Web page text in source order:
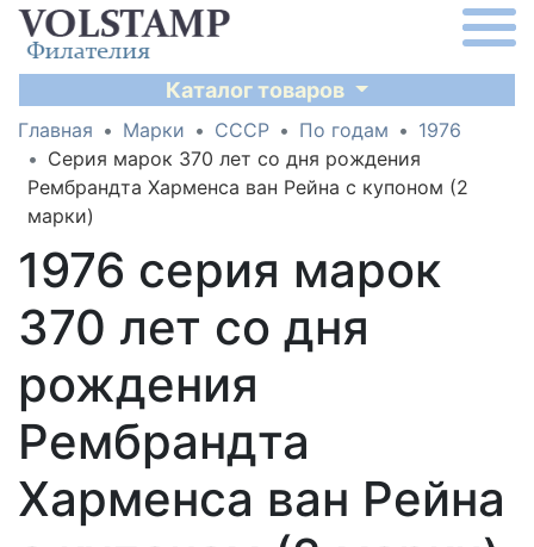
Каталог товаров
Главная Марки СССР По годам
1976
Серия марок 370 лет со дня рождения
Рембрандта Харменса ван Рейна с купоном (2
марки)
1976 серия марок
370 лет со дня
рождения
Рембрандта
Харменса ван Рейна